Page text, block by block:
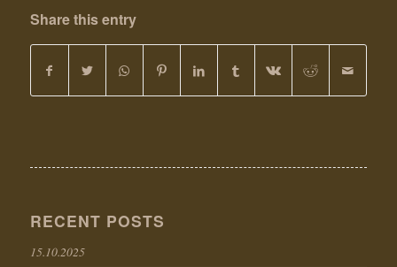
Share this entry
RECENT POSTS
15.10.2025